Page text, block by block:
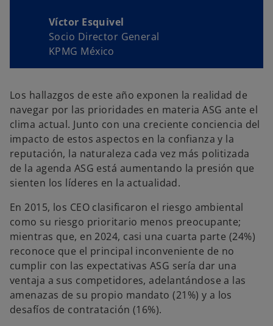
Víctor Esquivel
Socio Director General
KPMG México
Los hallazgos de este año exponen la realidad de
navegar por las prioridades en materia ASG ante el
clima actual. Junto con una creciente conciencia del
impacto de estos aspectos en la confianza y la
reputación, la naturaleza cada vez más politizada
de la agenda ASG está aumentando la presión que
sienten los líderes en la actualidad.
En 2015, los CEO clasificaron el riesgo ambiental
como su riesgo prioritario menos preocupante;
mientras que, en 2024, casi una cuarta parte (24%)
reconoce que el principal inconveniente de no
cumplir con las expectativas ASG sería dar una
ventaja a sus competidores, adelantándose a las
amenazas de su propio mandato (21%) y a los
desafíos de contratación (16%).